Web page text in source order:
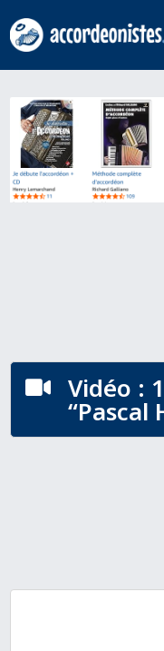
 Vidéo :
“Pascal